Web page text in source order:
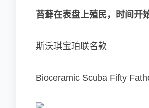
苔藓在表盘上殖民，时间开
斯沃琪宝珀联名款
Bioceramic Scuba Fifty